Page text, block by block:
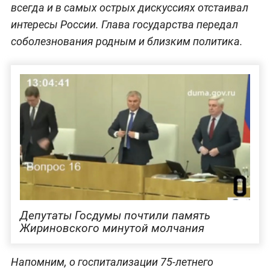
всегда и в самых острых дискуссиях отстаивал
интересы России. Глава государства передал
соболезнования родным и близким политика.
Депутаты Госдумы почтили память
Жириновского минутой молчания
Напомним, о госпитализации 75-летнего